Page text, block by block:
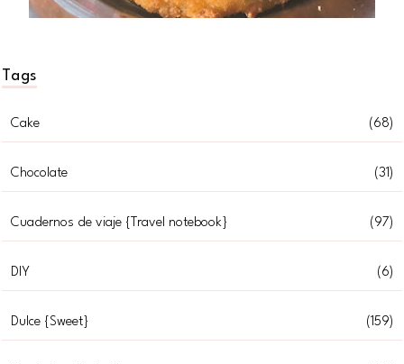
Tags
Cake (68)
Chocolate (31)
Cuadernos de viaje {Travel notebook} (97)
DIY (6)
Dulce {Sweet} (159)